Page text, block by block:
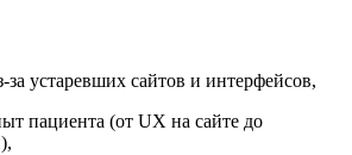
устаревших сайтов и интерфейсов,
пациента (от UX на сайте до